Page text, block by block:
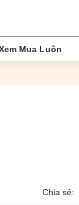
Mua Luôn
Chia sẻ: